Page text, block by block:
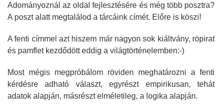
Adományoznál az oldal fejlesztésére és még több posztra?
A poszt alatt megtalálod a tárcáink címét. Előre is köszi!
A fenti címmel azt hiszem már nagyon sok kiáltvány, röpirat
és pamflet kezdődött eddig a világtörténelemben:-)
Most mégis megpróbálom röviden meghatározni a fenti
kérdésre adható választ, egyrészt empirikusan, tehát
adatok alapján, másrészt elméletileg, a logika alapján.